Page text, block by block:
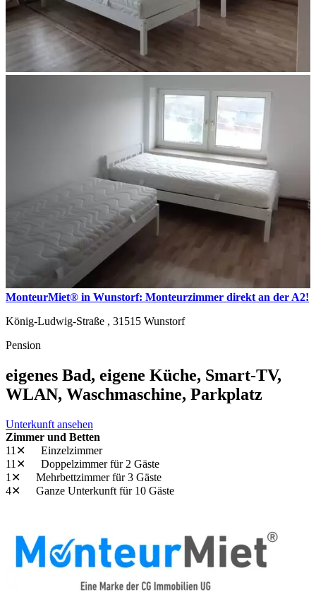
MonteurMiet® in Wunstorf: Monteurzimmer direkt an der A2!
König-Ludwig-Straße , 31515 Wunstorf
Pension
eigenes Bad, eigene Küche, Smart-TV,
WLAN, Waschmaschine, Parkplatz
Unterkunft ansehen
Zimmer und Betten
11✕
Einzelzimmer
11✕
Doppelzimmerfür 2 Gäste
1✕
Mehrbettzimmerfür 3 Gäste
4✕
Ganze Unterkunft für 10 Gäste